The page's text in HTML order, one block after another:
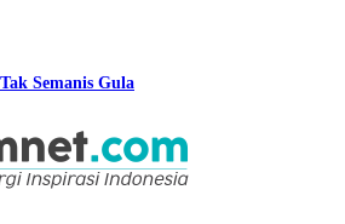
Semanis Gula